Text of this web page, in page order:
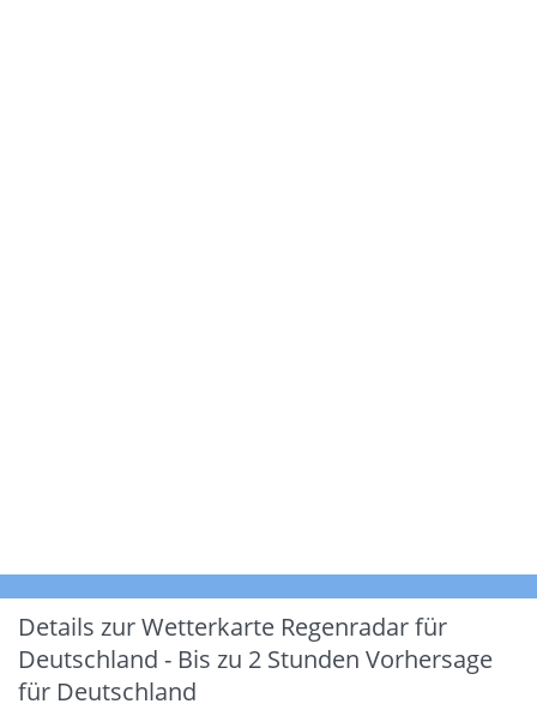
Details zur Wetterkarte Regenradar für
Deutschland - Bis zu 2 Stunden Vorhersage
für Deutschland